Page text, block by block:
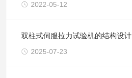
2022-05-12
双柱式伺服拉力试验机的结构设计
2025-07-23